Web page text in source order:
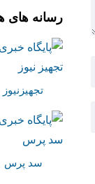
رسانه های
تجهیزنیوز
سد پرس